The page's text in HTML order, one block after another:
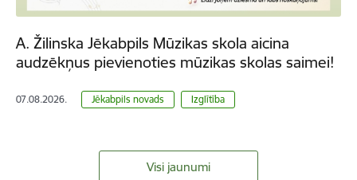
A. Žilinska Jēkabpils Mūzikas skola aicina
audzēkņus pievienoties mūzikas skolas saimei!
07.08.2026. Jēkabpils novads Izglītība
Visi jaunumi